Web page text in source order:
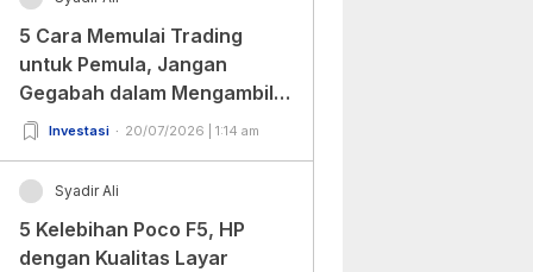
5 Cara Memulai Trading
untuk Pemula, Jangan
Gegabah dalam Mengambil
Keputusan!
Investasi 20/07/2026 | 1:14 am
Syadir Ali
5 Kelebihan Poco F5, HP
dengan Kualitas Layar